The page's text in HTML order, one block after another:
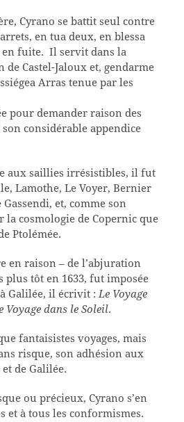
Cyrano se battit seul contre
en tua deux, en blessa
en fuite. Il servit dans la
de Castel-Jaloux et, gendarme
Arras tenue par les
pour demander raison des
considérable appendice
aux saillies irrésistibles, il fut
Lamothe, Le Voyer, Bernier
et, comme son
la cosmologie de Copernic que
Ptolémée.
en raison – de l’abjuration
plus tôt en 1633, fut imposée
Galilée, il écrivit :Le Voyage
Voyage dans le Soleil.
fantaisistes voyages, mais
risque, son adhésion aux
de Galilée.
ou précieux, Cyrano s’en
et à tous les conformismes.